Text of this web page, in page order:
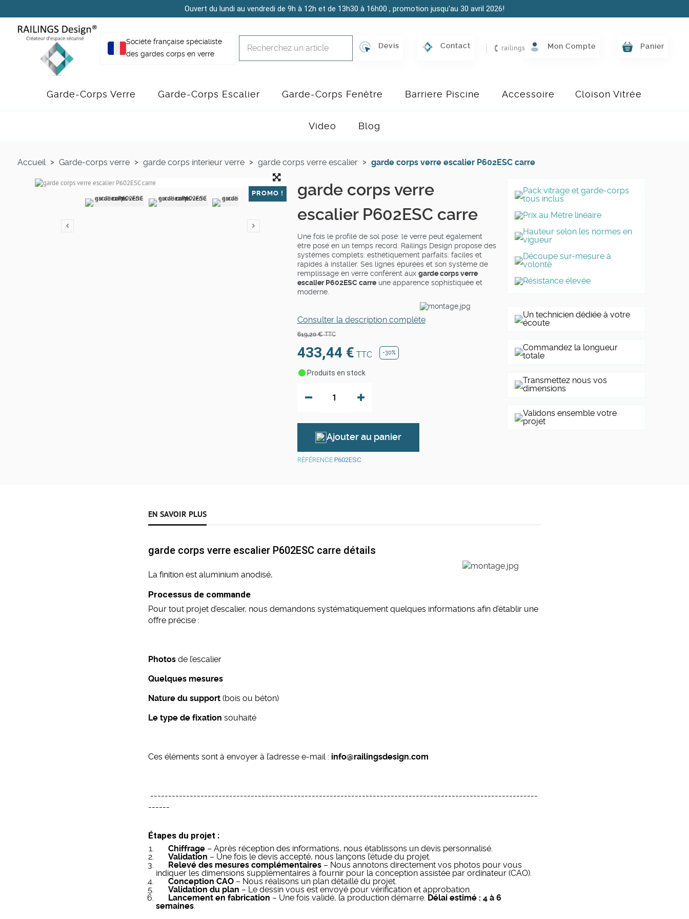
Ouvert du lundi au vendredi de 9h à 12h et de 13h30 à 16h00 , promotion jusqu'au 30 avril 2026!
Société française spécialiste
des gardes corps en verre
Devis Contact railings Mon Compte Panier
Garde-Corps Verre Garde-Corps Escalier Garde-Corps Fenêtre Barriere Piscine Accessoire Cloison Vitrée
Video Blog
Accueil Garde-corps verre garde corps interieur verre garde corps verre escalier garde corps verre escalier P602ESC carre
PROMO !
garde corps verre
escalier P602ESC carre
Une fois le profilé de sol posé: le verre peut également
être posé en un temps record. Railings Design propose des
systèmes complets: esthétiquement parfaits: faciles et
rapides à installer. Ses lignes épurées et son système de
remplissage en verre confèrent aux garde corps verre
escalier P602ESC carreune apparence sophistiquée et
moderne.
Consulter la description complète
619,20 €TTC
433,44 € TTC -30%
Produits en stock
Ajouter au panier
RÉFÉRENCE P602ESC
Pack vitrage et garde-corps
tous inclus
Prix au Mètre linéaire
Hauteur selon les normes en
vigueur
Découpe sur-mesure à
volonté
Résistance élevée
Un technicien dédiée à votre
écoute
Commandez la longueur
totale
Transmettez nous vos
dimensions
Validons ensemble votre
projet
EN SAVOIR PLUS
garde corps verre escalier P602ESC carre détails
La finition est aluminium anodisé,
Processus de commande
Pour tout projet d’escalier, nous demandons systématiquement quelques informations afin d’établir une
offre précise :
Photos de l’escalier
Quelques mesures
Nature du support (bois ou béton)
Le type de fixation souhaité
Ces éléments sont à envoyer à l’adresse e-mail : info@railingsdesign.com
------------------------------------------------------------------------------------------------------------
------
Étapes du projet :
Chiffrage – Après réception des informations, nous établissons un devis personnalisé.
Validation – Une fois le devis accepté, nous lançons l’étude du projet.
Relevé des mesures complémentaires – Nous annotons directement vos photos pour vous
indiquer les dimensions supplémentaires à fournir pour la conception assistée par ordinateur (CAO).
Conception CAO – Nous réalisons un plan détaillé du projet.
Validation du plan – Le dessin vous est envoyé pour vérification et approbation.
Lancement en fabrication – Une fois validé, la production démarre.
Délai estimé : 4 à 6
semaines